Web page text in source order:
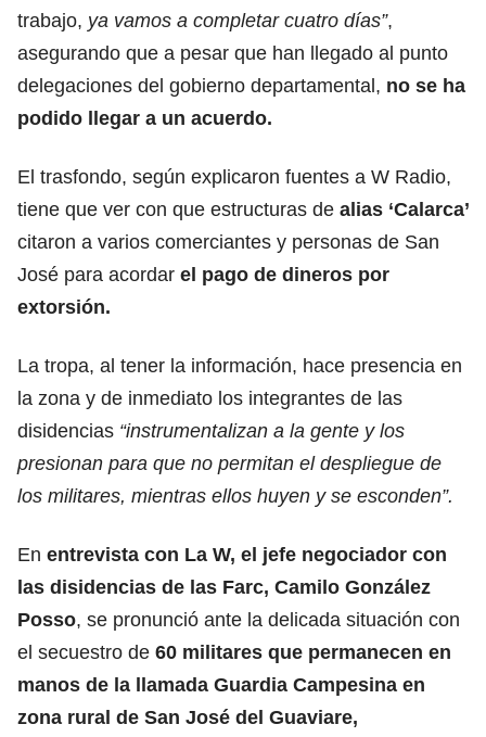
trabajo, ya vamos a completar cuatro días”,
asegurando que a pesar que han llegado al punto
delegaciones del gobierno departamental, no se ha
podido llegar a un acuerdo.
El trasfondo, según explicaron fuentes a W Radio,
tiene que ver con que estructuras de alias ‘Calarca’
citaron a varios comerciantes y personas de San
José para acordar el pago de dineros por
extorsión.
La tropa, al tener la información, hace presencia en
la zona y de inmediato los integrantes de las
disidencias “instrumentalizan a la gente y los
presionan para que no permitan el despliegue de
los militares, mientras ellos huyen y se esconden”.
En entrevista con La W, el jefe negociador con
las disidencias de las Farc, Camilo González
Posso, se pronunció ante la delicada situación con
el secuestro de 60 militares que permanecen en
manos de la llamada Guardia Campesina en
zona rural de San José del Guaviare,